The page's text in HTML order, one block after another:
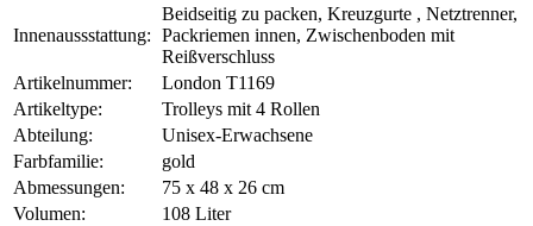
Innenaussstattung:
Beidseitig zu packen, Kreuzgurte , Netztrenner,
Packriemen innen, Zwischenboden mit
Reißverschluss
Artikelnummer:
London T1169
Artikeltype:
Trolleys mit 4 Rollen
Abteilung:
Unisex-Erwachsene
Farbfamilie:
gold
Abmessungen:
75 x 48 x 26 cm
Volumen:
108 Liter